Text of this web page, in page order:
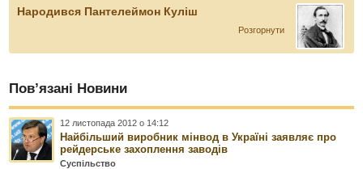
Народився Пантелеймон Куліш
Розгорнути
Пов’язані Новини
12 листопада 2012 о 14:12
Найбільший виробник мінвод в Україні заявляє про
рейдерське захоплення заводів
Суспільство